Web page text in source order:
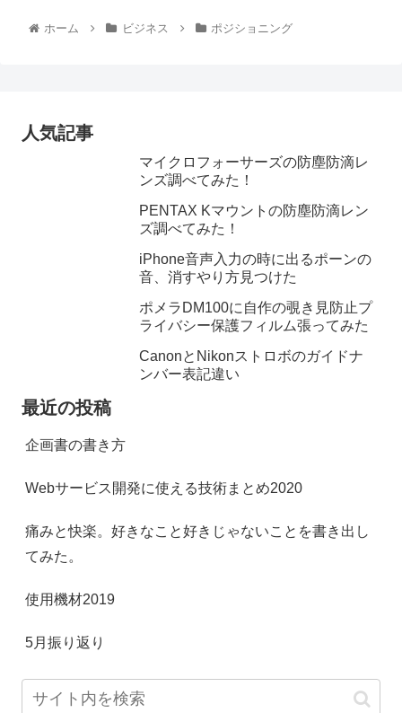
ホーム ビジネス ポジショニング
人気記事
マイクロフォーサーズの防塵防滴レ
ンズ調べてみた！
PENTAX Kマウントの防塵防滴レン
ズ調べてみた！
iPhone音声入力の時に出るポーンの
音、消すやり方見つけた
ポメラDM100に自作の覗き見防止プ
ライバシー保護フィルム張ってみた
CanonとNikonストロボのガイドナ
ンバー表記違い
最近の投稿
企画書の書き方
Webサービス開発に使える技術まとめ2020
痛みと快楽。好きなこと好きじゃないことを書き出し
てみた。
使用機材2019
5月振り返り